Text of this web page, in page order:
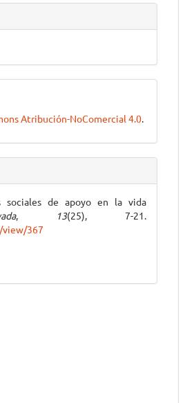
Atribución-NoComercial 4.0.
sociales de apoyo en la vida
, 13(25), 7-21.
view/367